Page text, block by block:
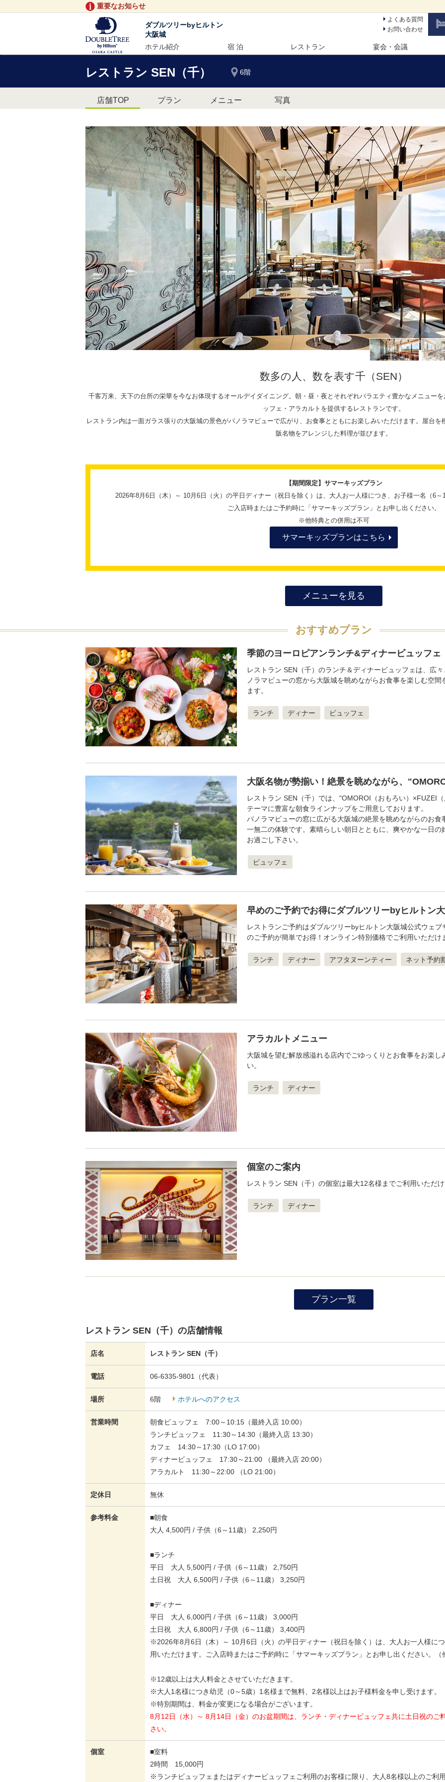
重要なお知らせ
ダブルツリーbyヒルトン
大阪城
よくある質問
お問い合わせ
ホテル紹介 宿 泊 レストラン 宴会・会議
レストラン SEN（千） 6階
店舗TOP プラン メニュー 写真
数多の人、数を表す千（SEN）
千客万来、天下の台所の栄華を今なお体現するオールデイダイニング。朝・昼・夜とそれぞれバラエティ豊かなメニュー
ッフェ・アラカルトを提供するレストランです。
レストラン内は一面ガラス張りの大阪城の景色がパノラマビューで広がり、お食事とともにお楽しみいただけます。屋台を
阪名物をアレンジした料理が並びます。
【期間限定】サマーキッズプラン
2026年8月6日（木）～ 10月6日（火）の平日ディナー（祝日を除く）は、大人お一人様につき、お子様一名（6～
ご入店時またはご予約時に「サマーキッズプラン」とお申し出ください。
※他特典との併用は不可
サマーキッズプランはこちら
メニューを見る
おすすめプラン
季節のヨーロピアンランチ&ディナービュッフェ
レストラン SEN（千）のランチ＆ディナービュッフェは、広
ノラマビューの窓から大阪城を眺めながらお食事を楽しむ空間
ます。
ランチ ディナー ビュッフェ
大阪名物が勢揃い！絶景を眺めながら、
レストラン SEN（千）では、"OMOROI（おもろい）×FUZEI（
テーマに豊富な朝食ラインナップをご用意しております。
パノラマビューの窓に広がる大阪城の絶景を眺めながらのお食
一無二の体験です。素晴らしい朝日とともに、爽やかな一日の
お過ごし下さい。
ビュッフェ
早めのご予約でお得にダブルツリーbyヒルトン
レストランご予約はダブルツリーbyヒルトン大阪城公式ウェブ
のご予約が簡単でお得！オンライン特別価格でご利用いただけ
ランチ ディナー アフタヌーンティー ネット予約
アラカルトメニュー
大阪城を望む解放感溢れる店内でごゆっくりとお食事をお楽し
い。
ランチ ディナー
個室のご案内
レストラン SEN（千）の個室は最大12名様までご利用いただけ
ランチ ディナー
プラン一覧
レストラン SEN（千）の店舗情報
店名 レストラン SEN（千）
電話 06-6335-9801（代表）
場所 6階 ホテルへのアクセス
営業時間
朝食ビュッフェ 7:00～10:15（最終入店 10:00）
ランチビュッフェ 11:30～14:30（最終入店 13:30）
カフェ 14:30～17:30（LO 17:00）
ディナービュッフェ 17:30～21:00 （最終入店 20:00）
アラカルト 11:30～22:00 （LO 21:00）
定休日 無休
参考料金
■朝食
大人 4,500円 / 子供（6～11歳） 2,250円
■ランチ
平日 大人 5,500円 / 子供（6～11歳） 2,750円
土日祝 大人 6,500円 / 子供（6～11歳） 3,250円
■ディナー
平日 大人 6,000円 / 子供（6～11歳） 3,000円
土日祝 大人 6,800円 / 子供（6～11歳） 3,400円
※2026年8月6日（木）～ 10月6日（火）の平日ディナー（祝日を除く）は、大人お一人様に
用いただけます。ご入店時またはご予約時に「サマーキッズプラン」とお申し出ください。（
※12歳以上は大人料金とさせていただきます。
※大人1名様につき幼児（0～5歳）1名様まで無料、2名様以上はお子様料金を申し受けます。
※特別期間は、料金が変更になる場合がございます。
8月12日（水）～ 8月14日（金）のお盆期間は、ランチ・ディナービュッフェ共に土日祝のご
さい。
個室
■室料
2時間 15,000円
※ランチビュッフェまたはディナービュッフェご利用のお客様に限り、大人8名様以上のご利